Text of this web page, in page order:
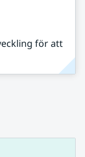
för att